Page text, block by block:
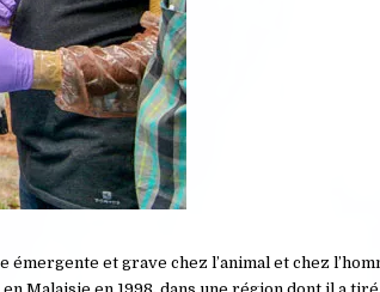
émergente et grave chez l’animal et chez